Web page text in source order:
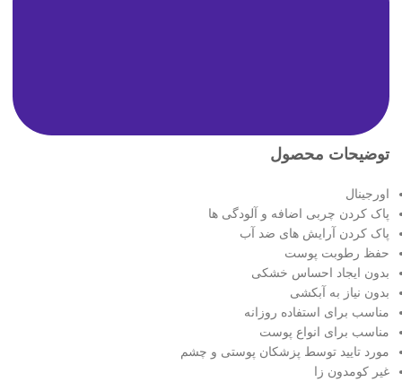
توضیحات محصول
اورجینال
پاک کردن چربی اضافه و آلودگی ها
پاک کردن آرایش های ضد آب
حفظ رطوبت پوست
بدون ایجاد احساس خشکی
بدون نیاز به آبکشی
مناسب برای استفاده روزانه
مناسب برای انواع پوست
مورد تایید توسط پزشکان پوستی و چشم
غیر کومدون زا